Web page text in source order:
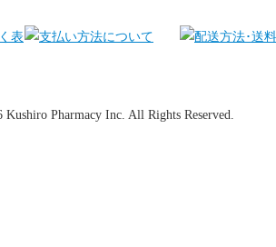
Pharmacy Inc. All Rights Reserved.